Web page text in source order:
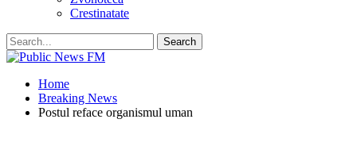
Crestinatate
Home
Breaking News
Postul reface organismul uman